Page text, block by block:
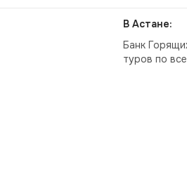
В Астане:
Банк
туров по